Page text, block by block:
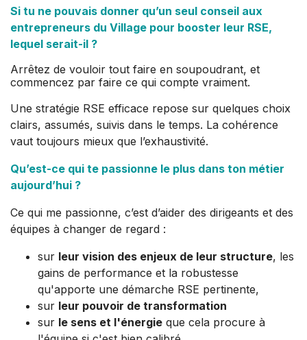
Si tu ne pouvais donner qu’un seul conseil aux
entrepreneurs du Village pour booster leur RSE,
lequel serait-il ?
Arrêtez de vouloir tout faire en soupoudrant, et
commencez par faire ce qui compte vraiment.
Une stratégie RSE efficace repose sur quelques choix
clairs, assumés, suivis dans le temps. La cohérence
vaut toujours mieux que l’exhaustivité.
Qu’est-ce qui te passionne le plus dans ton métier
aujourd’hui ?
Ce qui me passionne, c’est d’aider des dirigeants et des
équipes à changer de regard :
sur leur vision des enjeux de leur structure, les
gains de performance et la robustesse
qu'apporte une démarche RSE pertinente,
sur leur pouvoir de transformation
sur le sens et l'énergie que cela procure à